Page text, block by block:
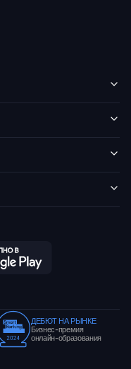
ДЕБЮТ НА РЫНКЕ
Бизнес-премия
онлайн-образования